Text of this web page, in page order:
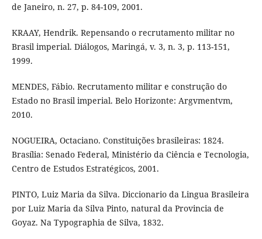
de Janeiro, n. 27, p. 84-109, 2001.
KRAAY, Hendrik. Repensando o recrutamento militar no
Brasil imperial. Diálogos, Maringá, v. 3, n. 3, p. 113-151,
1999.
MENDES, Fábio. Recrutamento militar e construção do
Estado no Brasil imperial. Belo Horizonte: Argvmentvm,
2010.
NOGUEIRA, Octaciano. Constituições brasileiras: 1824.
Brasília: Senado Federal, Ministério da Ciência e Tecnologia,
Centro de Estudos Estratégicos, 2001.
PINTO, Luiz Maria da Silva. Diccionario da Lingua Brasileira
por Luiz Maria da Silva Pinto, natural da Provincia de
Goyaz. Na Typographia de Silva, 1832.